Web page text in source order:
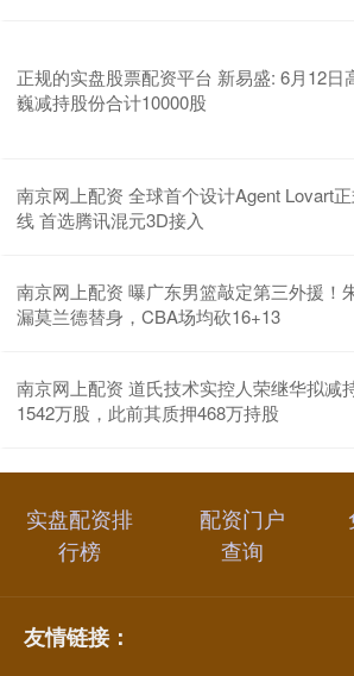
正规的实盘股票配资平台 新易盛: 6月12日
巍减持股份合计10000股
南京网上配资 全球首个设计Agent Lovart
线 首选腾讯混元3D接入
南京网上配资 曝广东男篮敲定第三外援！
漏莫兰德替身，CBA场均砍16+13
南京网上配资 道氏技术实控人荣继华拟减
1542万股，此前其质押468万持股
实盘配资排
行榜
配资门户
查询
友情链接：